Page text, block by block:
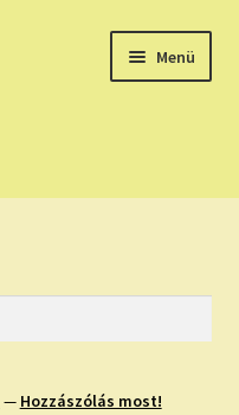
Menü
— Hozzászólás most!